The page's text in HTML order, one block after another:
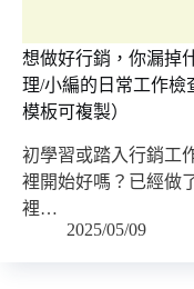
想做好行銷，你漏掉
理/小編的日常工作檢
模板可複製）
初學習或踏入行銷工
裡開始好嗎？已經做
裡…
2025/05/09